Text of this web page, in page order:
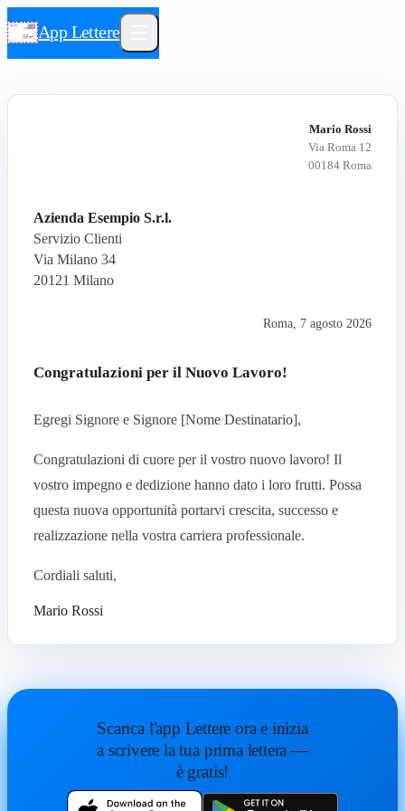
App Lettere
Mario Rossi
Via Roma 12
00184 Roma
Azienda Esempio S.r.l.
Servizio Clienti
Via Milano 34
20121 Milano
Roma 7 agosto 2026
Congratulazioni per il Nuovo Lavoro!
Egregi Signore e Signore [Nome Destinatario],
Congratulazioni di cuore per il vostro nuovo lavoro! Il
vostro impegno e dedizione hanno dato i loro frutti. Possa
questa nuova opportunità portarvi crescita, successo e
realizzazione nella vostra carriera professionale.
Cordiali saluti,
Mario Rossi
Scarica l'app Lettere ora e inizia
a scrivere la tua prima lettera —
è gratis!